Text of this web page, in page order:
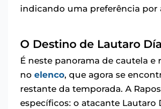
indicando uma preferência por
O Destino de Lautaro
É neste panorama de cautela e
no elenco, que agora se
restante da temporada. A
específicos: o atacante Lautaro